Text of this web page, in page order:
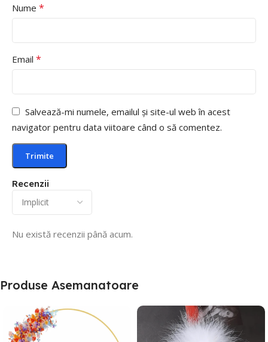
Recenzii
Nu există recenzii până acum.
Nume *
Email *
Salvează-mi numele, emailul și site-ul web în acest
navigator pentru data viitoare când o să comentez.
Produse Asemanatoare